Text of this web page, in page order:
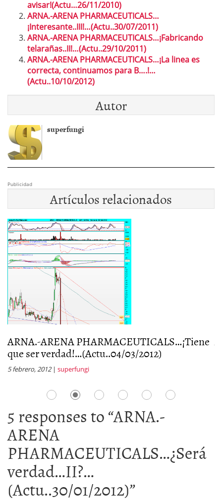
avisar!(Actu…26/11/2010)
ARNA.-ARENA PHARMACEUTICALS…
¡Interesante..III!…(Actu..30/07/2011)
ARNA.-ARENA PHARMACEUTICALS…¡Fabricando
telarañas..II!…(Actu..29/10/2011)
ARNA.-ARENA PHARMACEUTICALS…¡La linea es
correcta, continuamos para B….!…
(Actu..10/10/2012)
Autor
superfungi
Publicidad
Artículos relacionados
ARNA.-ARENA PHARMACEUTICALS…¡Tiene
que ser verdad!…(Actu..04/03/2012)
5 febrero, 2012| superfungi
5 responses to “ARNA.-
ARENA
PHARMACEUTICALS…¿Será
verdad…II?…
(Actu..30/01/2012)”